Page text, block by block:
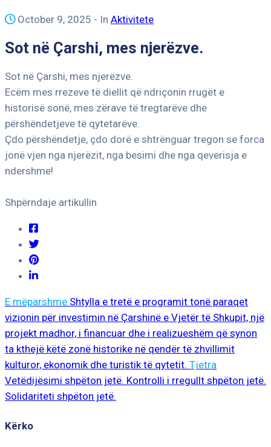
October 9, 2025 - In Aktivitete
Sot në Çarshi, mes njerëzve.
Sot në Çarshi, mes njerëzve.
Ecëm mes rrezeve të diellit që ndriçonin rrugët e
historisë sonë, mes zërave të tregtarëve dhe
përshëndetjeve të qytetarëve.
Çdo përshëndetje, çdo dorë e shtrënguar tregon se forca
jonë vjen nga njerëzit, nga besimi dhe nga qeverisja e
ndershme!
Shpërndaje artikullin
E mëparshme Shtylla e tretë e programit tonë paraqet
vizionin për investimin në Çarshinë e Vjetër të Shkupit, një
projekt madhor, i financuar dhe i realizueshëm që synon
ta kthejë këtë zonë historike në qendër të zhvillimit
kulturor, ekonomik dhe turistik të qytetit. Tjetra
Vetëdijësimi shpëton jetë. Kontrolli i rregullt shpëton jetë.
Solidariteti shpëton jetë.
Kërko